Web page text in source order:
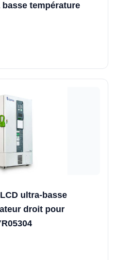
température
ultra-basse
droit pour